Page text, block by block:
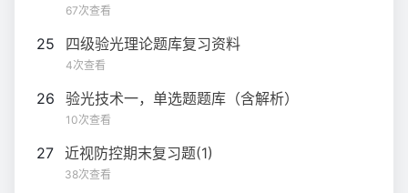
67次查看
25 四级验光理论题库复习资料
4次查看
26 验光技术一，单选题题库（含解析）
10次查看
27 近视防控期末复习题(1)
38次查看